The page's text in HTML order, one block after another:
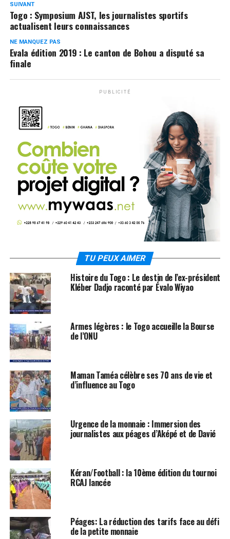
SUIVANT
Togo : Symposium AJST, les journalistes sportifs
actualisent leurs connaissances
NE MANQUEZ PAS
Evala édition 2019 : Le canton de Bohou a disputé sa
finale
PUBLICITÉ
TU PEUX AIMER
Histoire du Togo : Le destin de l’ex-président
Kléber Dadjo raconté par Évalo Wiyao
Armes légères : le Togo accueille la Bourse
de l’ONU
Maman Taméa célèbre ses 70 ans de vie et
d’influence au Togo
Urgence de la monnaie : Immersion des
journalistes aux péages d’Aképé et de Davié
Kéran/Football : la 10ème édition du tournoi
RCAJ lancée
Péages: La réduction des tarifs face au défi
de la petite monnaie